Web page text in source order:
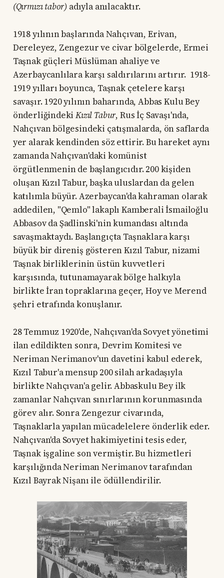
(Qırmızı tabor) adıyla anılacaktır.
1918 yılının başlarında Nahçıvan, Erivan,
Dereleyez, Zengezur ve civar bölgelerde, Ermei
Taşnak güçleri Müslüman ahaliye ve
Azerbaycanlılara karşı saldırılarını artırır. 1918-
1919 yılları boyunca, Taşnak çetelere karşı
savaşır. 1920 yılının baharında, Abbas Kulu Bey
önderliğindekiKızıl Tabur, Rus İç Savaşı'nda,
Nahçıvan bölgesindeki çatışmalarda, ön saflarda
yer alarak kendinden söz ettirir. Bu hareket aynı
zamanda Nahçıvan'daki komünist
örgütlenmenin de başlangıcıdır. 200 kişiden
oluşan Kızıl Tabur, başka uluslardan da gelen
katılımla büyür. Azerbaycan'da kahraman olarak
addedilen, "Qemlo" lakaplı Kamberali İsmailoğlu
Abbasov da Şadlinski'nin kumandası altında
savaşmaktaydı. Başlangıçta Taşnaklara karşı
büyük bir direniş gösteren Kızıl Tabur, nizami
Taşnak birliklerinin üstün kuvvetleri
karşısında, tutunamayarak bölge halkıyla
birlikte İran topraklarına geçer, Hoy ve Merend
şehri etrafında konuşlanır.
28 Temmuz 1920'de, Nahçıvan'da Sovyet yönetimi
ilan edildikten sonra, Devrim Komitesi ve
Neriman Nerimanov'un davetini kabul ederek,
Kızıl Tabur'a mensup 200 silah arkadaşıyla
birlikte Nahçıvan'a gelir. Abbaskulu Bey ilk
zamanlar Nahçıvan sınırlarının korunmasında
görev alır. Sonra Zengezur civarında,
Taşnaklarla yapılan mücadelelere önderlik eder.
Nahçıvan'da Sovyet hakimiyetini tesis eder,
Taşnak işgaline son vermiştir. Bu hizmetleri
karşılığında Neriman Nerimanov tarafından
Kızıl Bayrak Nişanı ile ödüllendirilir.